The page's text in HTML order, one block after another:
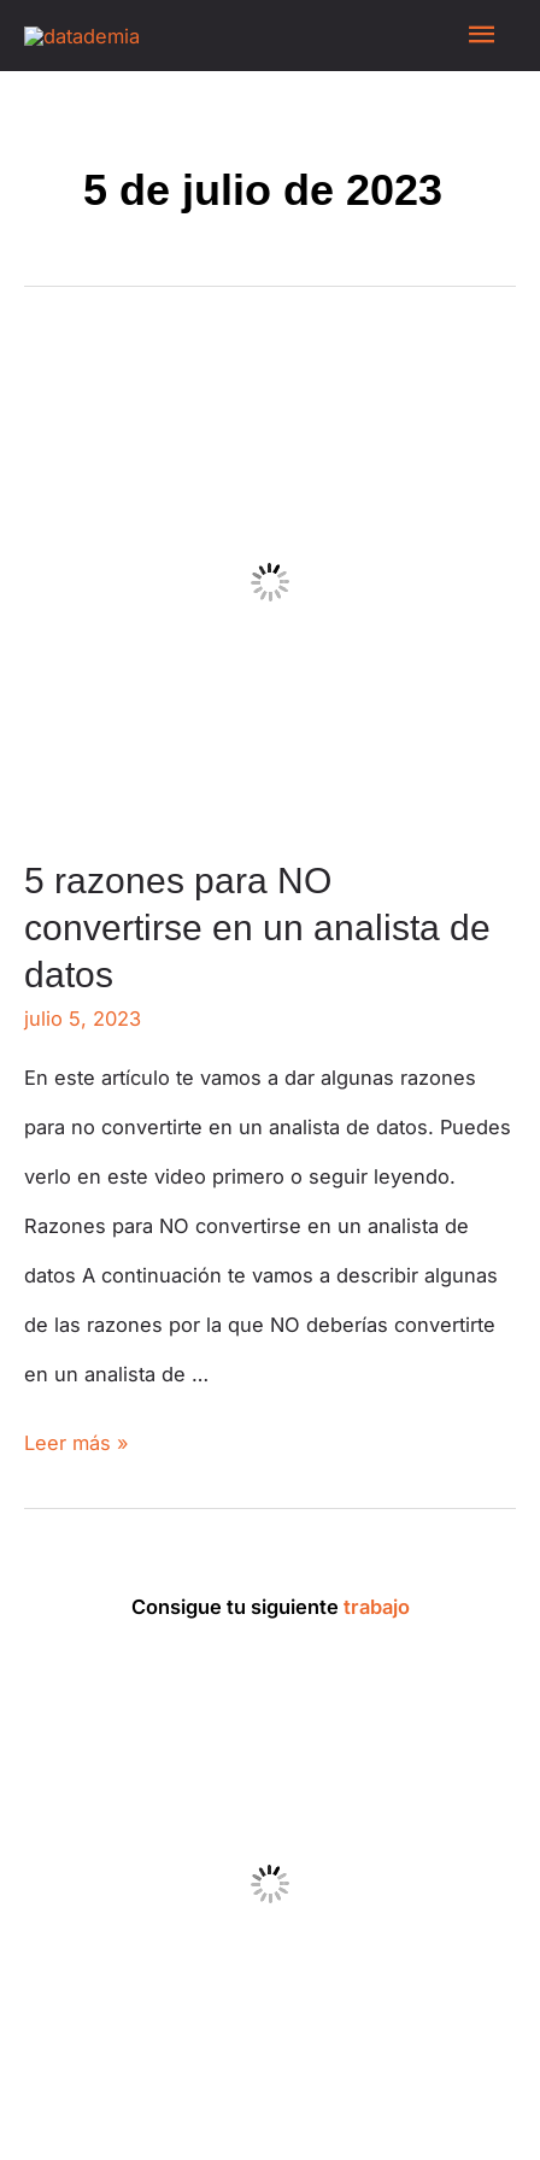
5 de julio de 2023
5 razones para NO
convertirse en un analista de
datos
julio 5, 2023
En este artículo te vamos a dar algunas razones
para no convertirte en un analista de datos. Puedes
verlo en este video primero o seguir leyendo.
Razones para NO convertirse en un analista de
datos A continuación te vamos a describir algunas
de las razones por la que NO deberías convertirte
en un analista de …
Leer más »
Consigue tu siguiente trabajo